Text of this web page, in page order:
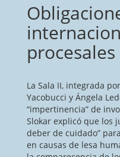
procesales
La Sala II, integrada
Yacobucci y Ángela
“impertinencia” de
Slokar explicó que los
deber de cuidado”
en causas de lesa